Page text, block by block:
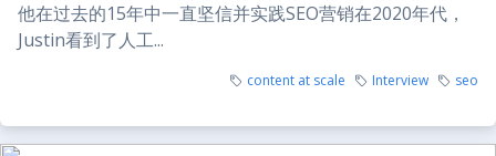
他在过去的15年中一直坚信并实践SEO营销在2020年代，
Justin看到了人工...
content at scale Interview seo